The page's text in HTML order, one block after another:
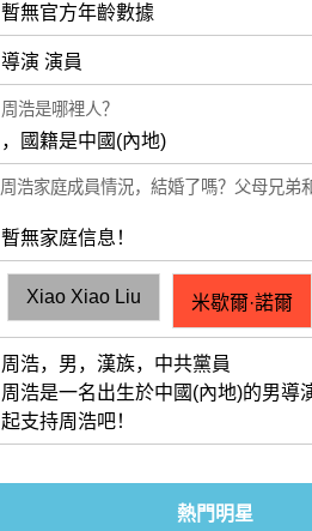
暫無官方年齡數據
導演 演員
周浩是哪裡人？
，國籍是中國(內地)
周浩家庭成員情況，結婚了嗎？父母兄弟
暫無家庭信息！
Xiao Xiao Liu 米歇爾·諾爾
周浩，男，漢族，中共黨員
周浩是一名出生於中國(內地)的男導
起支持周浩吧！
熱門明星